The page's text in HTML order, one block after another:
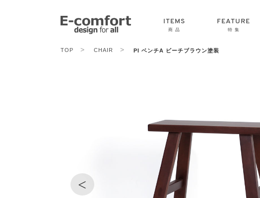
ITEMS
商 品
FEATURE
特 集
TOP > CHAIR > PI ベンチA ビーチブラウン塗装
<